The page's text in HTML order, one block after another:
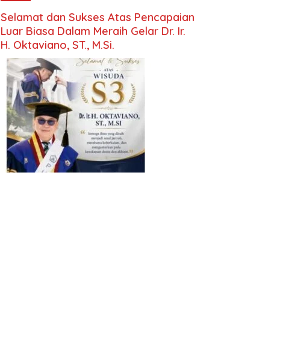
Selamat dan Sukses Atas Pencapaian
Luar Biasa Dalam Meraih Gelar Dr. Ir.
H. Oktaviano, ST., M.Si.